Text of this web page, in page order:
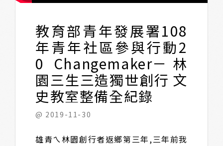
教育部青年發展署108
年青年社區參與行動2
0 Changemaker－林
園三生三造獨世創行 文
史教室整備全紀錄
@ 2019-11-30
雄青ㄟ林園創行者返鄉第三年,三年前我